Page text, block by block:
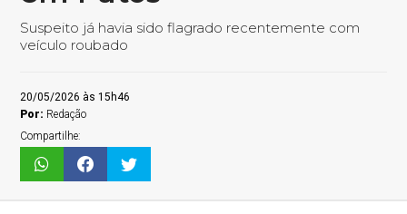
Suspeito já havia sido flagrado recentemente com
veículo roubado
20/05/2026 às 15h46
Por: Redação
Compartilhe: